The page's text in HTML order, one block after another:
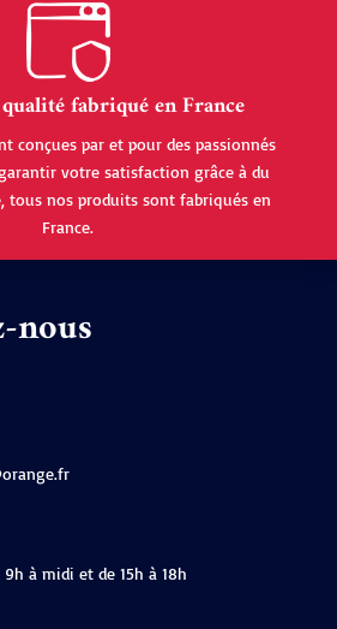
fabriqué en France
conçues par et pour des passionnés
votre satisfaction grâce à du
tous nos produits sont fabriqués en
France.
nous
à midi et de 15h à 18h